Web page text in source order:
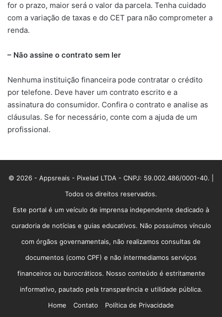
for o prazo, maior será o valor da parcela. Tenha cuidado
com a variação de taxas e do CET para não comprometer a
renda.
– Não assine o contrato sem ler
Nenhuma instituição financeira pode contratar o crédito
por telefone. Deve haver um contrato escrito e a
assinatura do consumidor. Confira o contrato e analise as
cláusulas. Se for necessário, conte com a ajuda de um
profissional.
© 2026 - Appsreais - Pixelad LTDA - CNPJ: 59.002.486/0001-40. |
Todos os direitos reservados.
Este portal é um veículo de imprensa independente dedicado à
curadoria de notícias e guias educativos. Não possuímos vínculo
com órgãos governamentais, não realizamos consultas de
documentos (como CPF) e não intermediamos serviços
financeiros ou burocráticos. Nosso conteúdo é estritamente
informativo, pautado pela transparência e utilidade pública.
Home
Contato Política de Privacidade